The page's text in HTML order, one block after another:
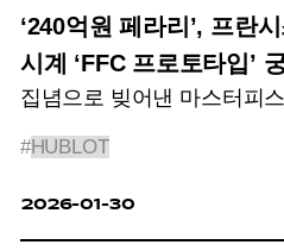
‘240억원 페라리’, 프란
시계 ‘FFC 프로토타입’
아이템?
집념으로 빚어낸 마스터피
#HUBLOT
2026-01-30